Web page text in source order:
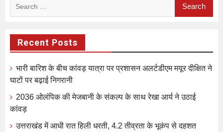
Recent Posts
भारी बारिश के बीच कांवड़ यात्रा पर प्रशासन अलर्टडीएम मयूर दीक्षित ने
घाटों पर बढ़ाई निगरानी
2036 ओलंपिक की मेजबानी के संकल्प के साथ रेखा आर्य ने उठाई
कांवड़
उत्तराखंड में आधी रात हिली धरती, 4.2 तीव्रता के भूकंप से दहशत